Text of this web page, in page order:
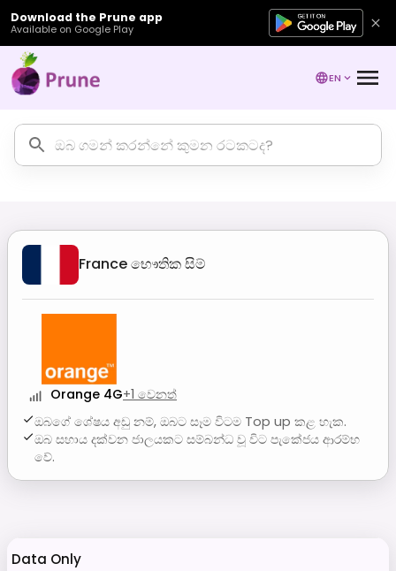
Download the Prune app
Available on Google Play
EN
Franceභෞතික සිම්
Orange 4G+1 වෙනත්
ඔබගේ ශේෂය අඩු නම්, ඔබට සෑම විටම Top up කළ හැක.
ඔබ සහාය දක්වන ජාලයකට සම්බන්ධ වූ විට පැකේජය ආරම්භ
වේ.
Data Only